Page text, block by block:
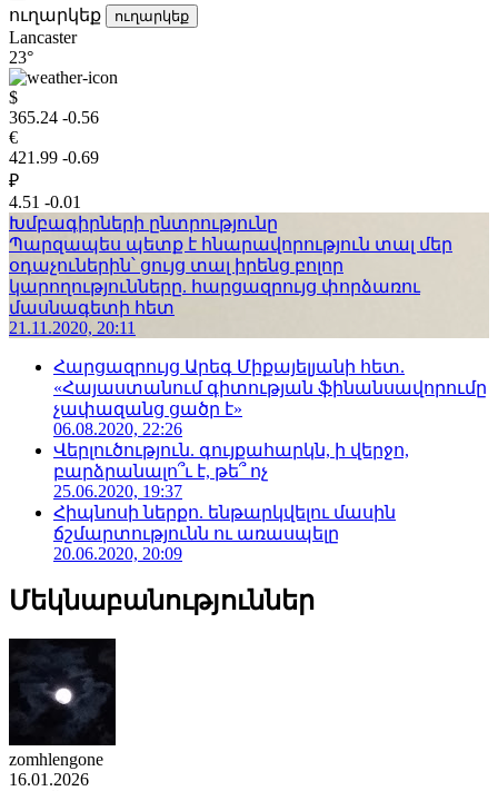
ուղարկեք ուղարկեք
Lancaster
23°
$
365.24 -0.56
€
421.99 -0.69
₽
4.51 -0.01
Խմբագիրների ընտրությունը
Պարզապես պետք է հնարավորություն տալ մեր
օդաչուներին՝ ցույց տալ իրենց բոլոր
կարողությունները. հարցազրույց փորձառու
մասնագետի հետ
21.11.2020, 20:11
Հարցազրույց Արեգ Միքայելյանի հետ.
«Հայաստանում գիտության ֆինանսավորումը
չափազանց ցածր է»
06.08.2020, 22:26
Վերլուծություն. գույքահարկն, ի վերջո,
բարձրանալո՞ւ է, թե՞ ոչ
25.06.2020, 19:37
Հիպնոսի ներքո. ենթարկվելու մասին
ճշմարտությունն ու առասպելը
20.06.2020, 20:09
Մեկնաբանություններ
zomhlengone
16.01.2026